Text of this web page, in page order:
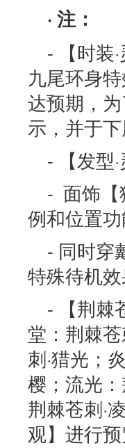
· 注：
- 【时装
九尾环身
达预期，
示，并于下
- 【发型
- 面饰【
例和位置
- 同时穿
特殊待机效
- 【荆棘
堂：荆棘
刺·猎光；
樱；流光
荆棘苍刺·
观】进行预